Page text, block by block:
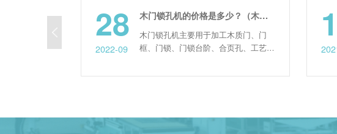
28
2022-09
木门锁孔机的价格是多少？（木门锁孔机一台多少钱？）
木门锁孔机主要用于加工木质门、门
框、门锁、门锁台阶、合页孔、工艺孔
是一款自动化程度比较高的木门加工设
型号，价格也会存在差异。另外木门锁
16
2021-04